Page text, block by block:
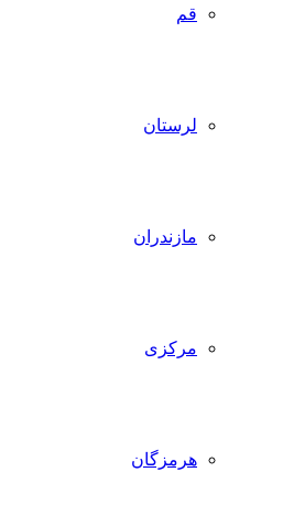
قم
لرستان
مازندران
مرکزی
هرمزگان